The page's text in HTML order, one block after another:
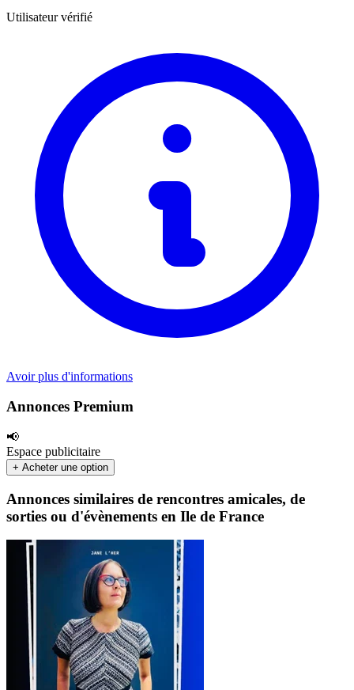
Annonces Premium
📢
Espace publicitaire
+ Acheter une option
Utilisateur vérifié
Avoir plus d'informations
Annonces similaires de rencontres amicales, de
sorties ou d'évènements en Ile de France